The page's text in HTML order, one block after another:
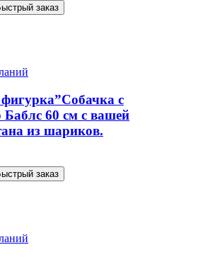
заказ
с
60 см с вашей
из шариков.
заказ